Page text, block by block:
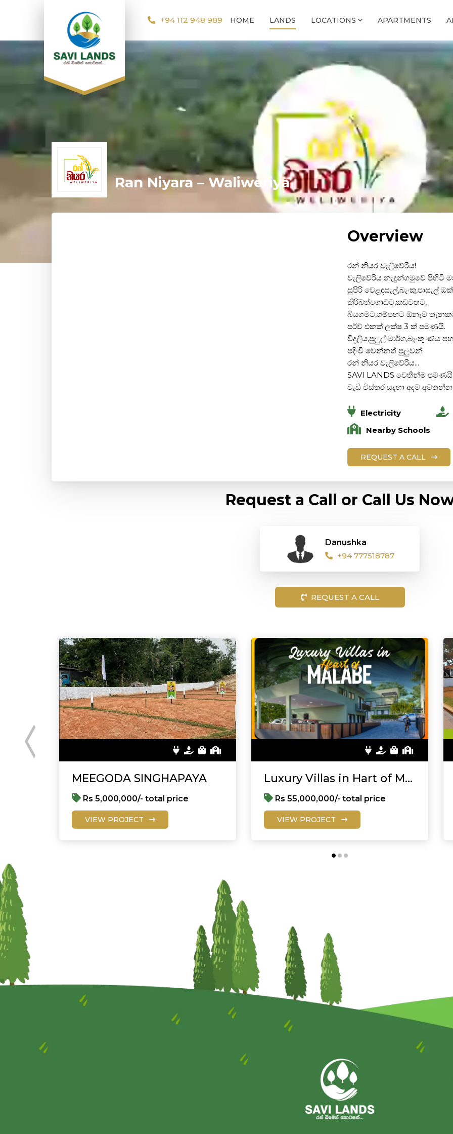
+94 112 948 989 HOME LANDS LOCATIONS APARTMENTS
Ran Niyara – Waliweriya
Overview
රන් නියර වැලිවේරිය!
වැලිවේරිය නැදුන්ගමුවේ පිහිටි
සුපිරි
කිරිබත්ගොඩට,කඩවතට,
බියගමට,ගම්පහට ඕනෑම
පර්ච් එකක් ලක්ෂ 3 ක් පමණයි.
විදුලිය,පුලුල් මාර්ග,බැංකු ණය
පදිංචි වෙන්නත් පුලුවන්.
රන් නියර වැලිවේරිය...
SAVI LANDS වෙතින්ම
වැඩි විස්තර සදහා අදම
Electricity
Nearby Schools
REQUEST A CALL
Request a Call or Call Us
Danushka
+94 777518787
REQUEST A CALL
MEEGODA SINGHAPAYA
Rs 5,000,000/- total price
VIEW PROJECT
Luxury Villas in Hart of Malabe
Rs 55,000,000/- total price
VIEW PROJECT